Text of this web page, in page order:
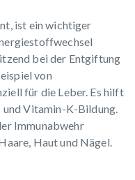
ist ein wichtiger
bei der Entgiftung
von
für die Leber. Es hilft
und Vitamin-K-Bildung.
Immunabwehr
Haut und Nägel.